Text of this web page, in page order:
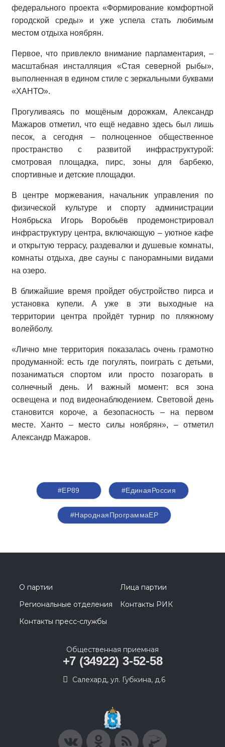
федерального проекта «Формирование комфортной
городской среды» и уже успела стать любимым
местом отдыха ноябрян.
Первое, что привлекло внимание парламентария, –
масштабная инсталляция «Стая северной рыбы»,
выполненная в едином стиле с зеркальными буквами
«ХАНТО».
Прогуливаясь по мощёным дорожкам, Александр
Мажаров отметил, что ещё недавно здесь был лишь
песок, а сегодня – полноценное общественное
пространство с развитой инфраструктурой:
смотровая площадка, пирс, зоны для барбекю,
спортивные и детские площадки.
В центре моржевания, начальник управления по
физической культуре и спорту администрации
Ноябрьска Игорь Воробьёв продемонстрировал
инфраструктуру центра, включающую – уютное кафе
и открытую террасу, раздевалки и душевые комнаты,
комнаты отдыха, две сауны с панорамными видами
на озеро.
В ближайшие время пройдет обустройство пирса и
установка купели. А уже в эти выходные на
территории центра пройдёт турнир по пляжному
волейболу.
«Лично мне территория показалась очень грамотно
продуманной: есть где погулять, поиграть с детьми,
позаниматься спортом или просто позагорать в
солнечный день. И важный момент: вся зона
освещена и под видеонаблюдением. Световой день
становится короче, а безопасность – на первом
месте. Ханто – место силы ноябрян», – отметил
Александр Мажаров.
#ЕР89 #‎ЕдинаяРоссия
#НароднаяПрограммаЕР
О партии
Лица партии
Региональные отделения
Контакты РИК
Контакты пресс-службы
Общественная приемная
+7 (34922) 3-52-58
Салехард, ул. Губкина, д.6